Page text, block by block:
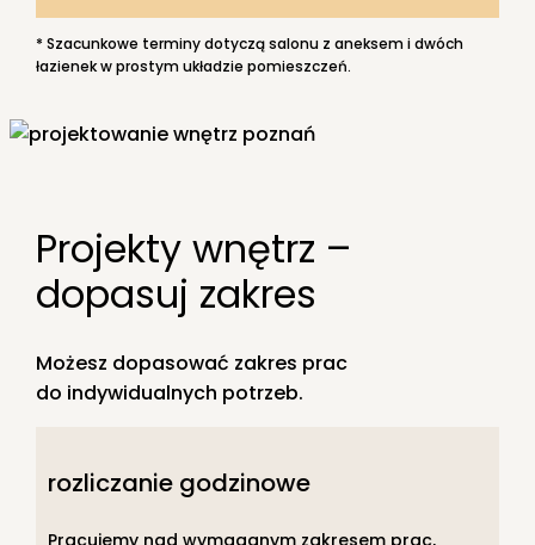
* Szacunkowe terminy dotyczą salonu z aneksem i dwóch
łazienek w prostym układzie pomieszczeń.
Projekty wnętrz –
dopasuj zakres
Możesz dopasować zakres prac
do indywidualnych potrzeb.
rozliczanie godzinowe